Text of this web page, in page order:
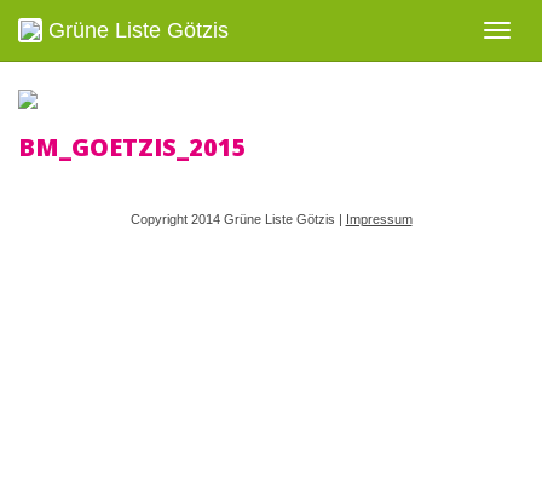
ein-/
Grüne Liste Götzis
BM_GOETZIS_2015
Copyright 2014 Grüne Liste Götzis | Impressum